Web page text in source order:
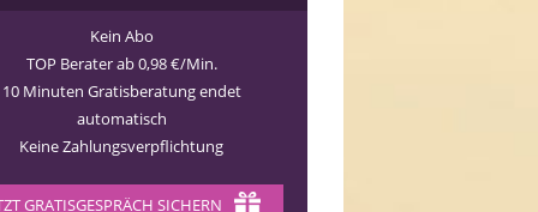
Kein Abo
TOP Berater ab 0,98 €/Min.
10 Minuten Gratisberatung endet
automatisch
Keine Zahlungsverpflichtung
GRATISGESPRÄCH SICHERN